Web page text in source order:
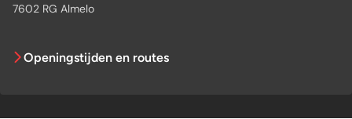
7602 RG Almelo
Openingstijden en routes